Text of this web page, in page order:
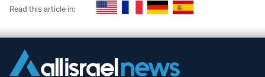
Read this article in: